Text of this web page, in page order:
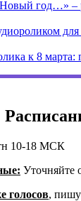
Новый год…» –
к 8
10-18 МСК
Уточняйте
голосов,